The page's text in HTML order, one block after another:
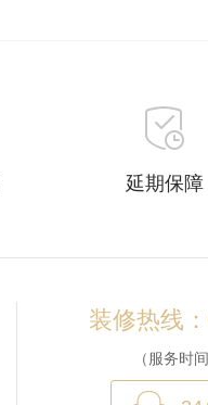
延期保障
装修热线
（服务时